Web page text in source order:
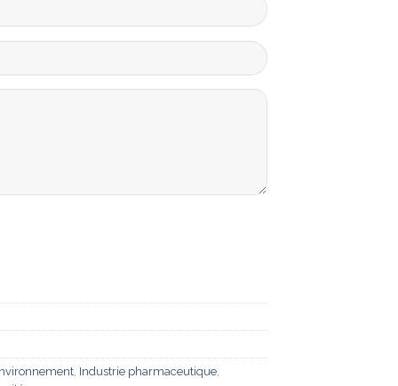
, Industrie pharmaceutique,